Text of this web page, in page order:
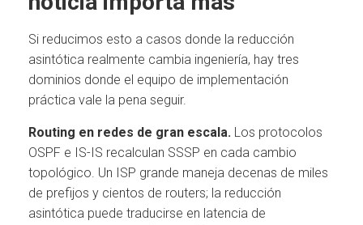
Si reducimos esto a casos donde la reducción
asintótica realmente cambia ingeniería, hay tres
dominios donde el equipo de implementación
práctica vale la pena seguir.
Routing en redes de gran escala. Los protocolos
OSPF e IS-IS recalculan SSSP en cada cambio
topológico. Un ISP grande maneja decenas de miles
de prefijos y cientos de routers; la reducción
asintótica puede traducirse en latencia de